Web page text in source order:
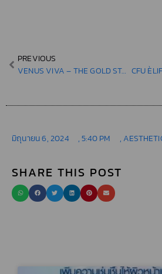
PREVIOUS
VENUS VIVA – THE GOLD STANDARD FOR ACHIEVING SPLENDID RESULTS
มิถุนายน 6, 2024 , 5:40 PM ,
SHARE THIS POST